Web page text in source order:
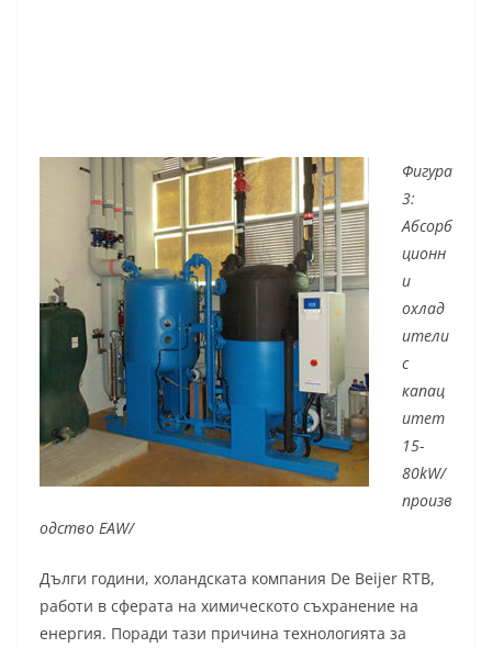
Фигура
3:
Абсорб
ционн
и
охлад
ители
с
капац
итет
15-
80kW/
произв
одство EAW/
Дълги години, холандската компания De Beijer RTB,
работи в сферата на химическото съхранение на
енергия. Поради тази причина технологията за